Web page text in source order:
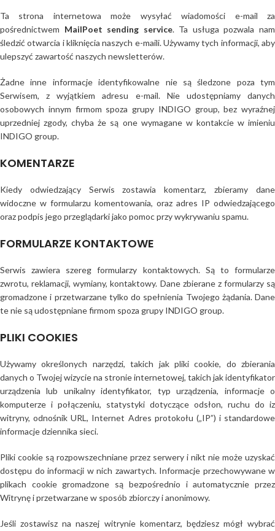
Ta strona internetowa może wysyłać wiadomości e-mail za
pośrednictwem MailPoet sending service. Ta usługa pozwala nam
śledzić otwarcia i kliknięcia naszych e-maili. Używamy tych informacji, aby
ulepszyć zawartość naszych newsletterów.
Żadne inne informacje identyfikowalne nie są śledzone poza tym
Serwisem, z wyjątkiem adresu e-mail. Nie udostępniamy danych
osobowych innym firmom spoza grupy INDIGO group, bez wyraźnej
uprzedniej zgody, chyba że są one wymagane w kontakcie w imieniu
INDIGO group.
KOMENTARZE
Kiedy odwiedzający Serwis zostawia komentarz, zbieramy dane
widoczne w formularzu komentowania, oraz adres IP odwiedzającego
oraz podpis jego przeglądarki jako pomoc przy wykrywaniu spamu.
FORMULARZE KONTAKTOWE
Serwis zawiera szereg formularzy kontaktowych. Są to formularze
zwrotu, reklamacji, wymiany, kontaktowy. Dane zbierane z formularzy są
gromadzone i przetwarzane tylko do spełnienia Twojego żądania. Dane
te nie są udostępniane firmom spoza grupy INDIGO group.
PLIKI COOKIES
Używamy określonych narzędzi, takich jak pliki cookie, do zbierania
danych o Twojej wizycie na stronie internetowej, takich jak identyfikator
urządzenia lub unikalny identyfikator, typ urządzenia, informacje o
komputerze i połączeniu, statystyki dotyczące odsłon, ruchu do iz
witryny, odnośnik URL, Internet Adres protokołu („IP”) i standardowe
informacje dziennika sieci.
Pliki cookie są rozpowszechniane przez serwery i nikt nie może uzyskać
dostępu do informacji w nich zawartych. Informacje przechowywane w
plikach cookie gromadzone są bezpośrednio i automatycznie przez
Witrynę i przetwarzane w sposób zbiorczy i anonimowy.
Jeśli zostawisz na naszej witrynie komentarz, będziesz mógł wybrać